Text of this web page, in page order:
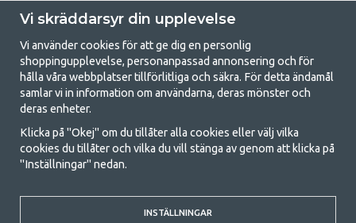
GetCamping.se - Din butik för camping
och uteliv
Att campa kan antingen vara en livsstil eller ett sätt att samla familjen
för ett gemensamt äventyr. Oavsett vilken kategori du tillhör hittar du
med att campa så därför erbjuder vi riktigt bra priser på familjetält,
husvagnstält och all annan utrustning för camping och friluftsliv. Vårt
Vi skräddarsyr din upplevelse
Vi använder cookies för att ge dig en personlig
shoppingupplevelse, personanpassad annonsering och för
hålla våra webbplatser tillförlitliga och säkra. För detta ändamål
samlar vi in information om användarna, deras mönster och
deras enheter.
Klicka på "Okej" om du tillåter alla cookies eller välj vilka
cookies du tillåter och vilka du vill stänga av genom att klicka på
"Inställningar" nedan.
INSTÄLLNINGAR